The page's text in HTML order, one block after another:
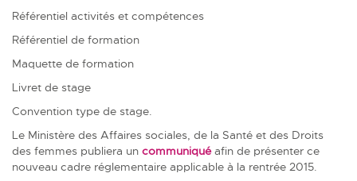
Référentiel activités et compétences
Référentiel de formation
Maquette de formation
Livret de stage
Convention type de stage.
Le Ministère des Affaires sociales, de la Santé et des Droits
des femmes publiera un communiquéafin de présenter ce
nouveau cadre réglementaire applicable à la rentrée 2015.